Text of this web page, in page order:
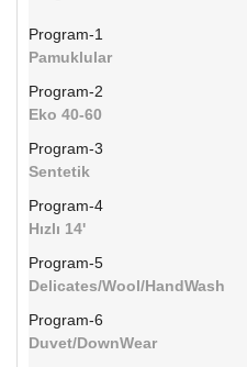
Program-1
Pamuklular
Program-2
Eko 40-60
Program-3
Sentetik
Program-4
Hızlı 14'
Program-5
Delicates/Wool/HandWash
Program-6
Duvet/DownWear